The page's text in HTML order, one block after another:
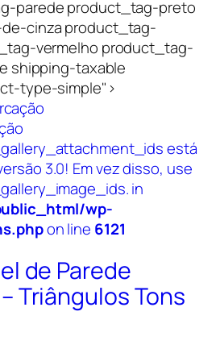
parede product_tag-preto
cinza product_tag-
vermelho product_tag-
shipping-taxable
type-simple">
está
3.0! Em vez disso, use
in
wp-
on line 6121
de Parede
Triângulos Tons